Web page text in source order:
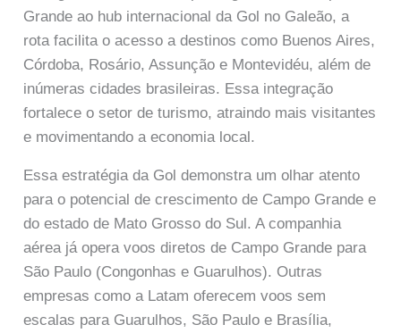
Grande ao hub internacional da Gol no Galeão, a
rota facilita o acesso a destinos como Buenos Aires,
Córdoba, Rosário, Assunção e Montevidéu, além de
inúmeras cidades brasileiras. Essa integração
fortalece o setor de turismo, atraindo mais visitantes
e movimentando a economia local.
Essa estratégia da Gol demonstra um olhar atento
para o potencial de crescimento de Campo Grande e
do estado de Mato Grosso do Sul. A companhia
aérea já opera voos diretos de Campo Grande para
São Paulo (Congonhas e Guarulhos). Outras
empresas como a Latam oferecem voos sem
escalas para Guarulhos, São Paulo e Brasília,